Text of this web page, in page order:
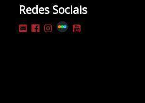
Redes Sociais